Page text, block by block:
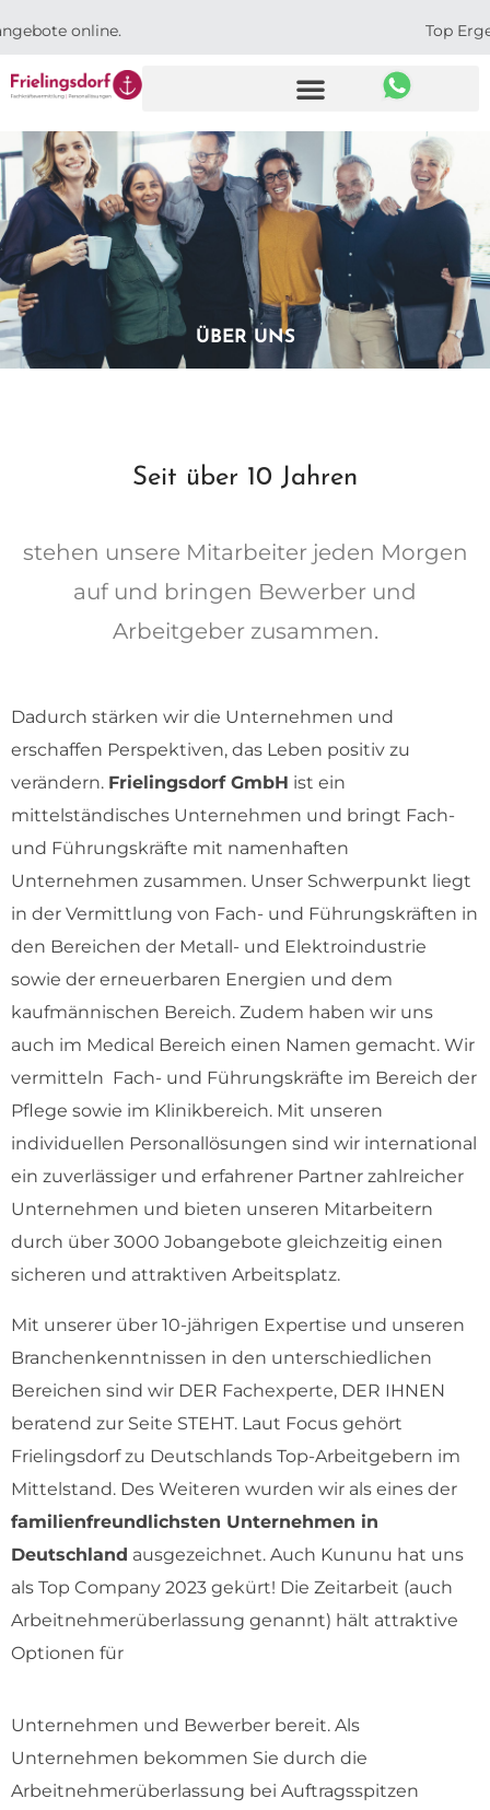
ÜBER UNS
Seit über 10 Jahren
stehen unsere Mitarbeiter jeden Morgen
auf und bringen Bewerber und
Arbeitgeber zusammen.
Dadurch stärken wir die Unternehmen und
erschaffen Perspektiven, das Leben positiv zu
verändern. Frielingsdorf GmbH ist ein
mittelständisches Unternehmen und bringt Fach-
und Führungskräfte mit namenhaften
Unternehmen zusammen. Unser Schwerpunkt liegt
in der Vermittlung von Fach- und Führungskräften in
den Bereichen der Metall- und Elektroindustrie
sowie der erneuerbaren Energien und dem
kaufmännischen Bereich. Zudem haben wir uns
auch im Medical Bereich einen Namen gemacht. Wir
vermitteln Fach- und Führungskräfte im Bereich der
Pflege sowie im Klinikbereich. Mit unseren
individuellen Personallösungen sind wir international
ein zuverlässiger und erfahrener Partner zahlreicher
Unternehmen und bieten unseren Mitarbeitern
durch über 3000 Jobangebote gleichzeitig einen
sicheren und attraktiven Arbeitsplatz.
Mit unserer über 10-jährigen Expertise und unseren
Branchenkenntnissen in den unterschiedlichen
Bereichen sind wir DER Fachexperte, DER IHNEN
beratend zur Seite STEHT. Laut Focus gehört
Frielingsdorf zu Deutschlands Top-Arbeitgebern im
Mittelstand. Des Weiteren wurden wir als eines der
familienfreundlichsten Unternehmen in
Deutschland ausgezeichnet. Auch Kununu hat uns
als Top Company 2023 gekürt! Die Zeitarbeit (auch
Arbeitnehmerüberlassung genannt) hält attraktive
Optionen für
Unternehmen und Bewerber bereit. Als
Unternehmen bekommen Sie durch die
Arbeitnehmerüberlassung bei Auftragsspitzen